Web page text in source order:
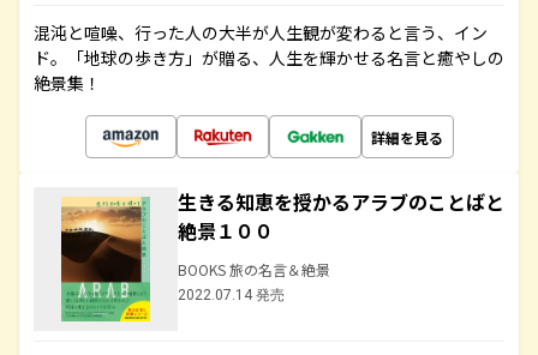
混沌と喧噪、行った人の大半が人生観が変わると言う、イン
ド。「地球の歩き方」が贈る、人生を輝かせる名言と癒やしの
絶景集！
詳細を見る
生きる知恵を授かるアラブのことばと
絶景１００
BOOKS 旅の名言＆絶景
2022.07.14 発売